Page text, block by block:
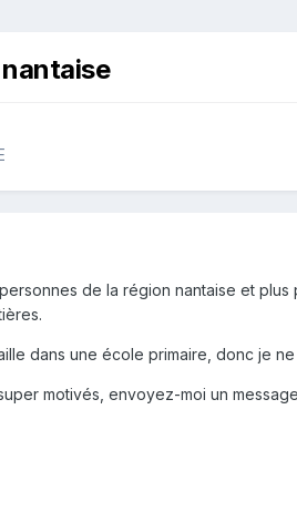
de la région nantaise et
dans une école primaire, donc je
motivés, envoyez-moi un